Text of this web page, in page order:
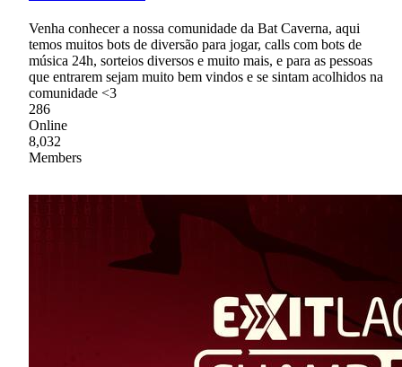
Venha conhecer a nossa comunidade da Bat Caverna, aqui
temos muitos bots de diversão para jogar, calls com bots de
música 24h, sorteios diversos e muito mais, e para as pessoas
que entrarem sejam muito bem vindos e se sintam acolhidos na
comunidade <3
286
Online
8,032
Members